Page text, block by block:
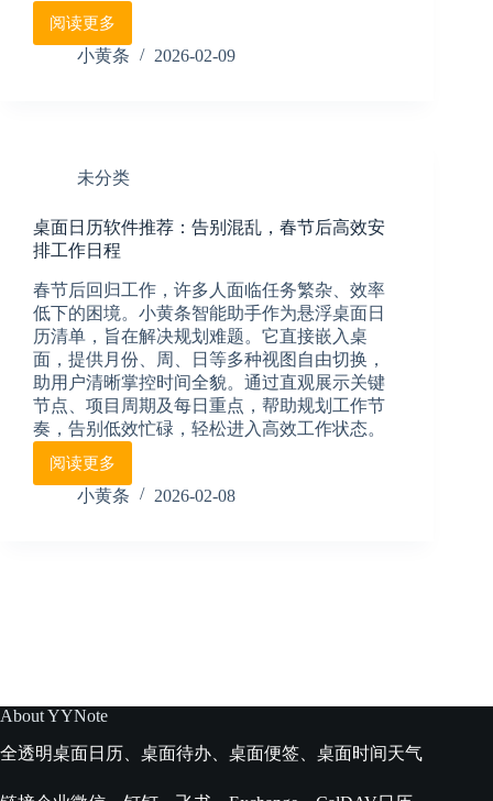
不
遗
阅读更多
桌
面
春
安
排
作
待
办，
一
目
了
然
遗
忘
小黄条 2026-02-09
未分类
桌面日历软件推荐：告别混乱，春节后高效安
排工作日程
春节后回归工作，许多人面临任务繁杂、效率
低下的困境。小黄条智能助手作为悬浮桌面日
历清单，旨在解决规划难题。它直接嵌入桌
面，提供月份、周、日等多种视图自由切换，
助用户清晰掌控时间全貌。通过直观展示关键
节点、项目周期及每日重点，帮助规划工作节
奏，告别低效忙碌，轻松进入高效工作状态。
阅读更多
桌
面
乱，
节
小黄条 2026-02-08
About YYNote
全透明桌面日历、桌面待办、桌面便签、桌面时间天气